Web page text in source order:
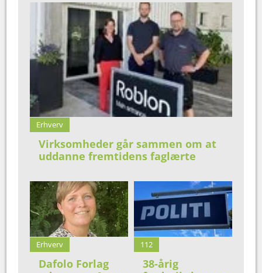
Erhverv
Virksomheder går sammen om at
uddanne fremtidens faglærte
Erhverv
Dafolo Forlag
112
38-årig